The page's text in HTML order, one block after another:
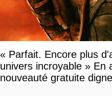
« Parfait. Encore plus
univers incroyable » En
nouveauté gratuite